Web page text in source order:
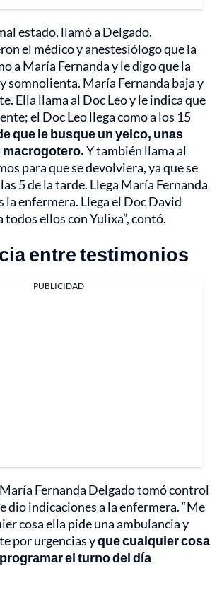
estado, llamó a Delgado.
el médico y anestesiólogo que la
a María Fernanda y le digo que la
somnolienta. María Fernanda baja y
Ella llama al Doc Leo y le indica que
el Doc Leo llega como a los 15
que le busque un yelco, unas
Y también llama al
para que se devolviera, ya que se
5 de la tarde. Llega María Fernanda
la enfermera. Llega el Doc David
todos ellos con Yulixa”, contó.
entre testimonios
PUBLICIDAD
Fernanda Delgado tomó control
dio indicaciones a la enfermera. “Me
cosa ella pide una ambulancia y
por urgencias yque cualquier cosa
el turno del día